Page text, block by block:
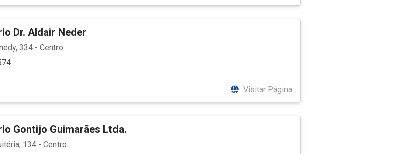
Dr. Aldair Neder
334 - Centro
Visitar Página
Gontijo Guimarães Ltda.
134 - Centro